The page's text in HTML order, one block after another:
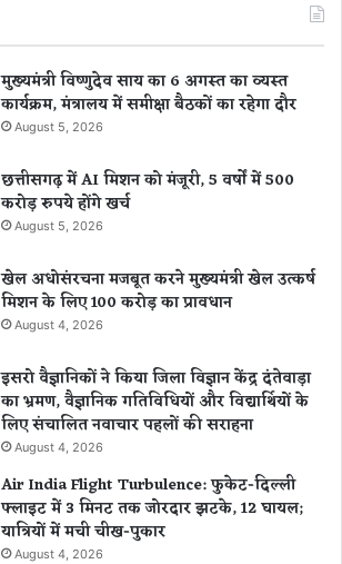
मुख्यमंत्री विष्णुदेव साय का 6 अगस्त का व्यस्त
कार्यक्रम, मंत्रालय में समीक्षा बैठकों का रहेगा दौर
August 5, 2026
छत्तीसगढ़ में AI मिशन को मंजूरी, 5 वर्षों में 500
करोड़ रुपये होंगे खर्च
August 5, 2026
खेल अधोसंरचना मजबूत करने मुख्यमंत्री खेल उत्कर्ष
मिशन के लिए 100 करोड़ का प्रावधान
August 4, 2026
इसरो वैज्ञानिकों ने किया जिला विज्ञान केंद्र दंतेवाड़ा
का भ्रमण, वैज्ञानिक गतिविधियों और विद्यार्थियों के
लिए संचालित नवाचार पहलों की सराहना
August 4, 2026
Air India Flight Turbulence: फुकेट-दिल्ली
फ्लाइट में 3 मिनट तक जोरदार झटके, 12 घायल;
यात्रियों में मची चीख-पुकार
August 4, 2026